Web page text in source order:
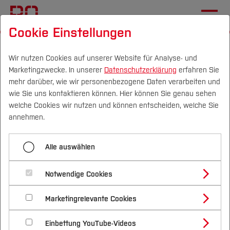
Campus Personen DE|EN Quicklinks
Studium
Studienangebote
Bachelorstudiengänge
Masterstudiengänge
Vor dem Studium
Bewerben & Einschreiben
Bewerbungsportal
Im Studium
Studienbüros und Prüfungen
Nach dem Studium
Forschung & Transfer
Profil
Forschungs- und Transferprofil
Schwerpunkte (FuT)
Beratung & Förderung
Nachhaltigkeit
Nachhaltigkeit studieren
International
Emscher-Lippe hoch 4
Demonstrationslabor für
Innovation, Integration, Transfer
und Bildung erleben
Das Forschungsprojekt Emscher-Lippe hoch 4
setzt das Instrument von FabLabs ein, um digitale
Cookie Einstellungen
Wir nutzen Cookies auf unserer Website für Analyse- und
Marketingzwecke. In unserer Datenschutzerklärung erfahren Sie
mehr darüber, wie wir personenbezogene Daten verarbeiten und
wie Sie uns kontaktieren können. Hier können Sie genau sehen
welche Cookies wir nutzen und können entscheiden, welche Sie
annehmen.
Alle auswählen
Notwendige Cookies
Marketingrelevante Cookies
Einbettung YouTube-Videos